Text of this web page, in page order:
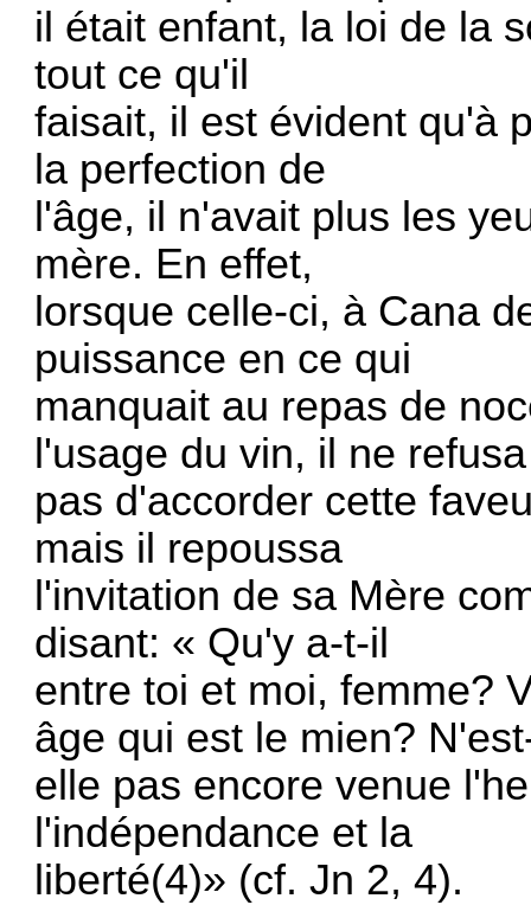
il était enfant, la loi de la
tout ce qu'il
faisait, il est évident qu'à
la perfection de
l'âge, il n'avait plus les
mère. En effet,
lorsque celle-ci, à Cana
puissance en ce qui
manquait au repas de
l'usage du vin, il ne refusa
pas d'accorder cette
mais il repoussa
l'invitation de sa Mère
disant: « Qu'y a-t-il
entre toi et moi, femme?
âge qui est le mien?
elle pas encore venue
l'indépendance et la
liberté(4)» (cf. Jn 2, 4).